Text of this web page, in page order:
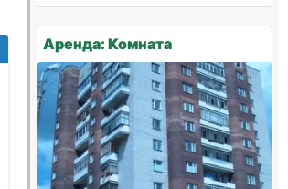
Аренда: Комната